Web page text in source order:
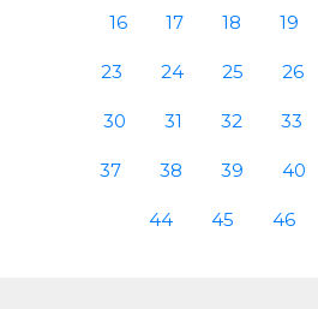
16 17 18 19
23 24 25 26
30 31 32 33
37 38 39 40
44 45 46